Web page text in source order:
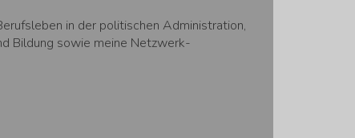
in der politischen Administration,
Bildung sowie meine Netzwerk-